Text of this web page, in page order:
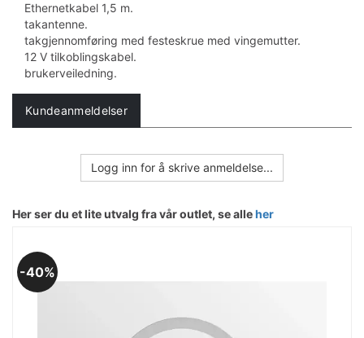
Ethernetkabel 1,5 m.
takantenne.
takgjennomføring med festeskrue med vingemutter.
12 V tilkoblingskabel.
brukerveiledning.
Kundeanmeldelser
Logg inn for å skrive anmeldelse...
Her ser du et lite utvalg fra vår outlet, se alleher
40%